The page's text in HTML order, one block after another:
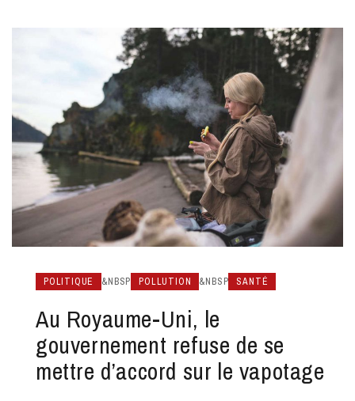
POLITIQUE &NBSP POLLUTION &NBSP SANTÉ
Au Royaume-Uni, le
gouvernement refuse de se
mettre d’accord sur le vapotage